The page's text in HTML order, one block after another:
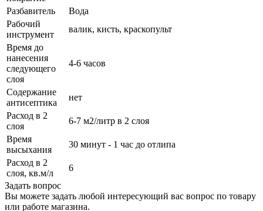
Разбавитель
Вода
Рабочий
инструмент
валик, кисть, краскопульт
Время до
нанесения
следующего
слоя
4-6 часов
Содержание
антисептика
нет
Расход в 2
слоя
6-7 м2/литр в 2 слоя
Время
высыхания
30 минут - 1 час до отлипа
Расход в 2
слоя, кв.м/л
6
Задать вопрос
Вы можете задать любой интересующий вас вопрос по товару
или работе магазина.